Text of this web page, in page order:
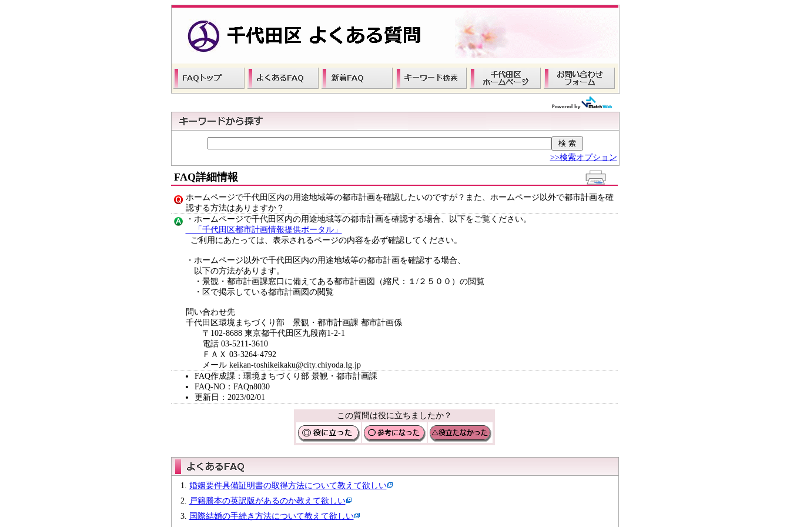
>>検索オプション
FAQ詳細情報
ホームページで千代田区内の用途地域等の都市計画を確認したいのですが？また、ホームページ以外で都市計画を確
認する方法はありますか？
・ホームページで千代田区内の用途地域等の都市計画を確認する場合、以下をご覧ください。
「千代田区都市計画情報提供ポータル」
ご利用にあたっては、表示されるページの内容を必ず確認してください。
・ホームページ以外で千代田区内の用途地域等の都市計画を確認する場合、
以下の方法があります。
・景観・都市計画課窓口に備えてある都市計画図（縮尺：１/２５００）の閲覧
・区で掲示している都市計画図の閲覧
問い合わせ先
千代田区環境まちづくり部 景観・都市計画課 都市計画係
〒102-8688 東京都千代田区九段南1-2-1
電話 03-5211-3610
ＦＡＸ 03-3264-4792
メール keikan-toshikeikaku@city.chiyoda.lg.jp
FAQ作成課：環境まちづくり部 景観・都市計画課
FAQ-NO：FAQn8030
更新日：2023/02/01
この質問は役に立ちましたか？
婚姻要件具備証明書の取得方法について教えて欲しい
戸籍謄本の英訳版があるのか教えて欲しい
国際結婚の手続き方法について教えて欲しい